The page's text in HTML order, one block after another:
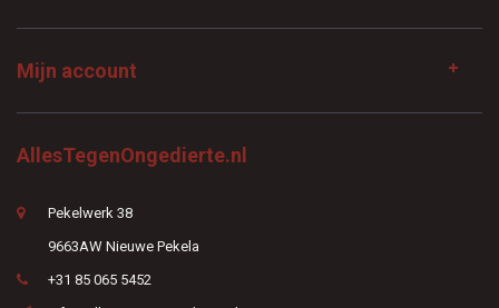
Mijn account
AllesTegenOngedierte.nl
Pekelwerk 38
9663AW Nieuwe Pekela
+31 85 065 5452